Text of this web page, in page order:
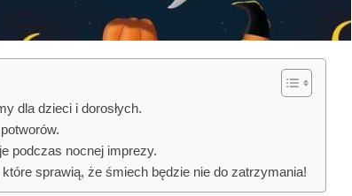
dla dzieci i dorosłych.
podczas nocnej imprezy.
sprawią, że śmiech będzie nie do zatrzymania!